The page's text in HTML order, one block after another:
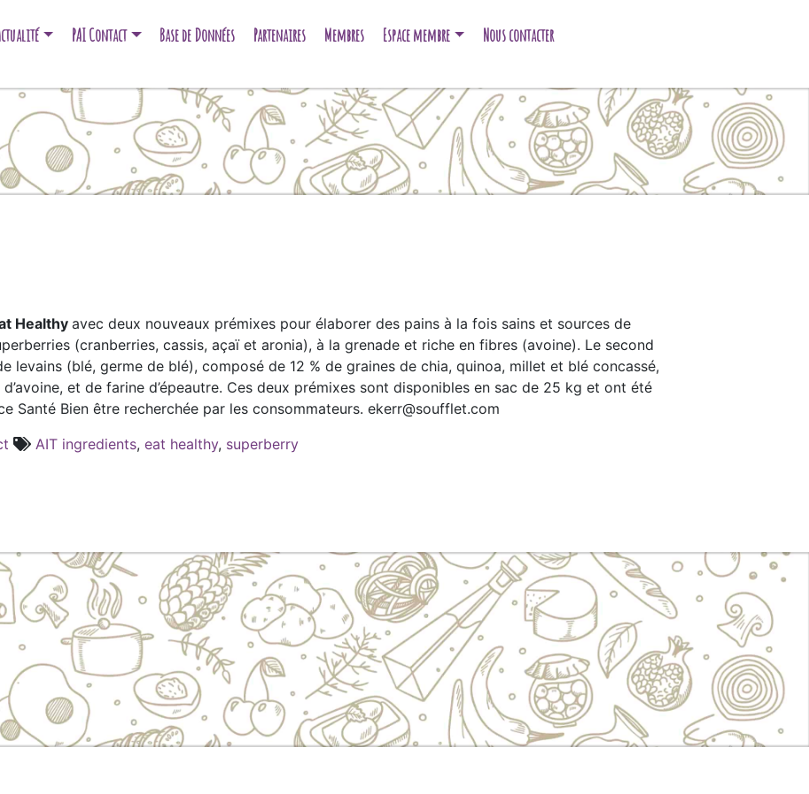
PAI Contact Base de Données Partenaires Membres Espace membre Nous contacter
Healthyavec deux nouveaux prémixes pour élaborer des pains à la fois sains et sources de
(cranberries, cassis, açaï et aronia), à la grenade et riche en fibres (avoine). Le second
levains (blé, germe de blé), composé de 12 % de graines de chia, quinoa, millet et blé concassé,
et de farine d’épeautre. Ces deux prémixes sont disponibles en sac de 25 kg et ont été
Santé Bien être recherchée par les consommateurs. ekerr@soufflet.com
AIT ingredients, eat healthy, superberry